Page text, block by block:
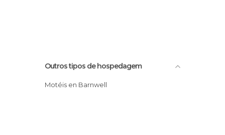
Outros tipos de hospedagem
Motéis en Barnwell